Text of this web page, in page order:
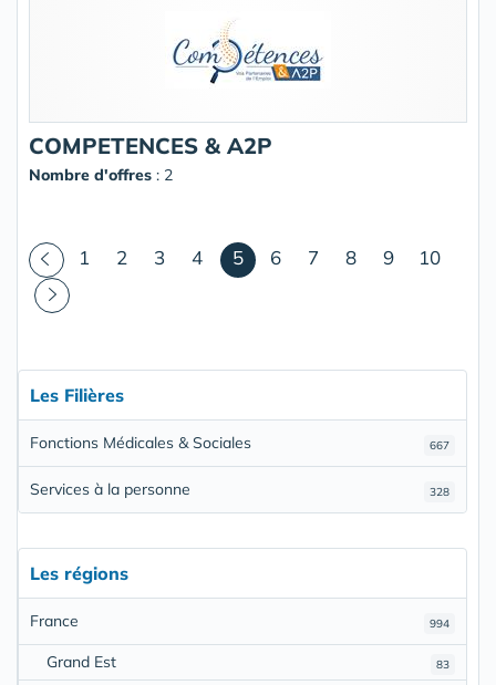
COMPETENCES & A2P
Nombre d'offres : 2
1 2 3 4 5(courant)
6 7 8 9 10
Les Filières
667
Fonctions Médicales & Sociales
328
Services à la personne
Les régions
994
France
83
Grand Est